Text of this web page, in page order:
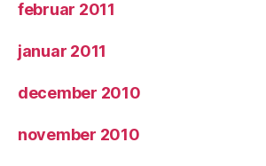
februar 2011
januar 2011
december 2010
november 2010